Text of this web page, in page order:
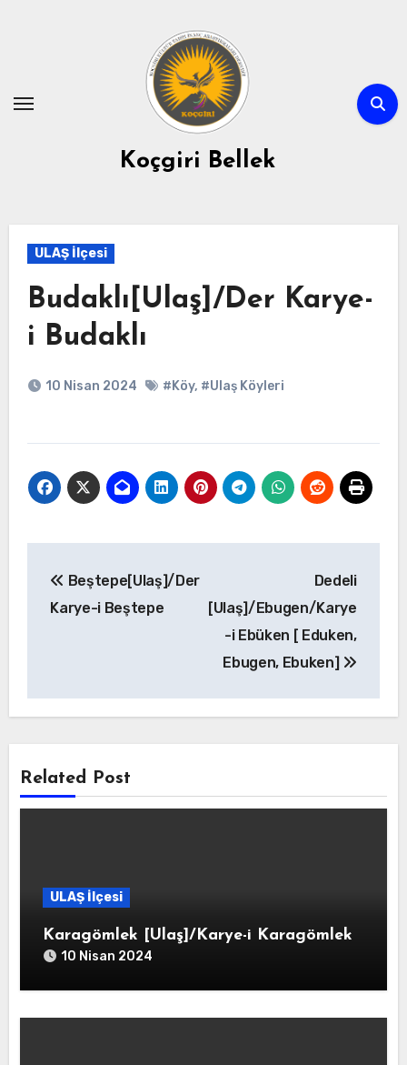
Koçgiri Bellek
ULAŞ İlçesi
Budaklı[Ulaş]/Der Karye-
i Budaklı
10 Nisan 2024 #Köy, #Ulaş Köyleri
gezinmesi
Beştepe[Ulaş]/Der
Karye-i Beştepe
Dedeli
[Ulaş]/Ebugen/Karye
-i Ebüken [ Eduken,
Ebugen, Ebuken]
Related Post
ULAŞ İlçesi
Karagömlek [Ulaş]/Karye-i Karagömlek
10 Nisan 2024